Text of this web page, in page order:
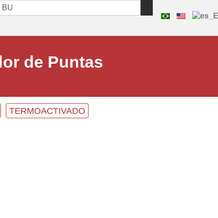
de Puntas
TERMOACTIVADO